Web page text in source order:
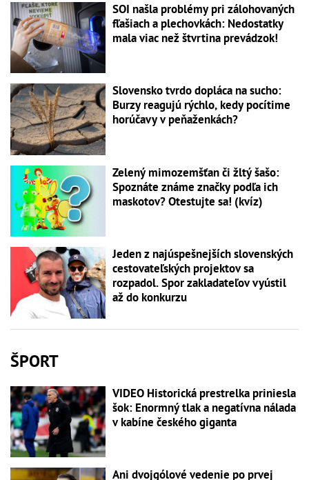
SOI našla problémy pri zálohovaných
fľašiach a plechovkách: Nedostatky
mala viac než štvrtina prevádzok!
Slovensko tvrdo dopláca na sucho:
Burzy reagujú rýchlo, kedy pocítime
horúčavy v peňaženkách?
Zelený mimozemšťan či žltý šašo:
Spoznáte známe značky podľa ich
maskotov? Otestujte sa! (kvíz)
Jeden z najúspešnejších slovenských
cestovateľských projektov sa
rozpadol. Spor zakladateľov vyústil
až do konkurzu
ŠPORT
VIDEO Historická prestrelka priniesla
šok: Enormný tlak a negatívna nálada
v kabíne českého giganta
Ani dvojgólové vedenie po prvej